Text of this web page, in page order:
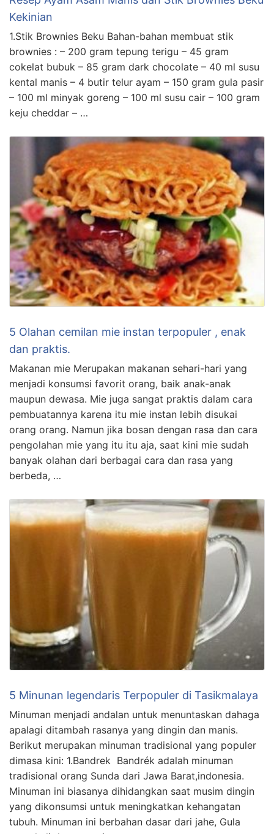
Kekinian
1.Stik Brownies Beku Bahan-bahan membuat stik
brownies : – 200 gram tepung terigu – 45 gram
cokelat bubuk – 85 gram dark chocolate – 40 ml susu
kental manis – 4 butir telur ayam – 150 gram gula pasir
– 100 ml minyak goreng – 100 ml susu cair – 100 gram
keju cheddar – …
5 Olahan cemilan mie instan terpopuler , enak
dan praktis.
Makanan mie Merupakan makanan sehari-hari yang
menjadi konsumsi favorit orang, baik anak-anak
maupun dewasa. Mie juga sangat praktis dalam cara
pembuatannya karena itu mie instan lebih disukai
orang orang. Namun jika bosan dengan rasa dan cara
pengolahan mie yang itu itu aja, saat kini mie sudah
banyak olahan dari berbagai cara dan rasa yang
berbeda, …
5 Minunan legendaris Terpopuler di Tasikmalaya
Minuman menjadi andalan untuk menuntaskan dahaga
apalagi ditambah rasanya yang dingin dan manis.
Berikut merupakan minuman tradisional yang populer
dimasa kini: 1.Bandrek Bandrék adalah minuman
tradisional orang Sunda dari Jawa Barat,indonesia.
Minuman ini biasanya dihidangkan saat musim dingin
yang dikonsumsi untuk meningkatkan kehangatan
tubuh. Minuman ini berbahan dasar dari jahe, Gula